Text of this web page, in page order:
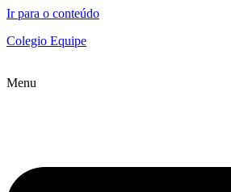
Ir para o conteúdo
Colegio Equipe
Menu